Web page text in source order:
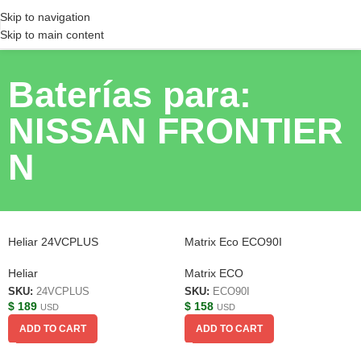
Skip to navigation
Skip to main content
Baterías para:
NISSAN FRONTIER
N
Heliar 24VCPLUS
Heliar
SKU: 24VCPLUS
$ 189 USD
ADD TO CART
Matrix Eco ECO90I
Matrix ECO
SKU: ECO90I
$ 158 USD
ADD TO CART